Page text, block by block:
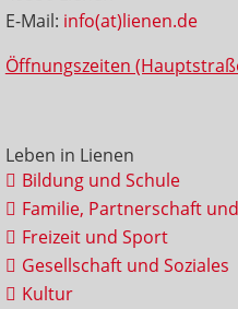
E-Mail: info(at)lienen.de
Öffnungszeiten
Leben in Lienen
Bildung und Schule
Familie, Partnerschaft
Freizeit und Sport
Gesellschaft und Soziales
Kultur